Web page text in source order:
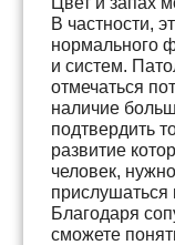
В частности,
нормального
и систем.
отмечаться
наличие
подтвердить
развитие
человек,
прислушаться
Благодаря
сможете